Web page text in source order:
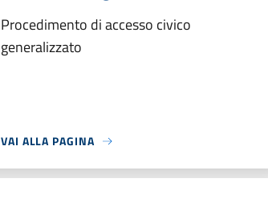
Procedimento di accesso civico
generalizzato
VAI ALLA PAGINA